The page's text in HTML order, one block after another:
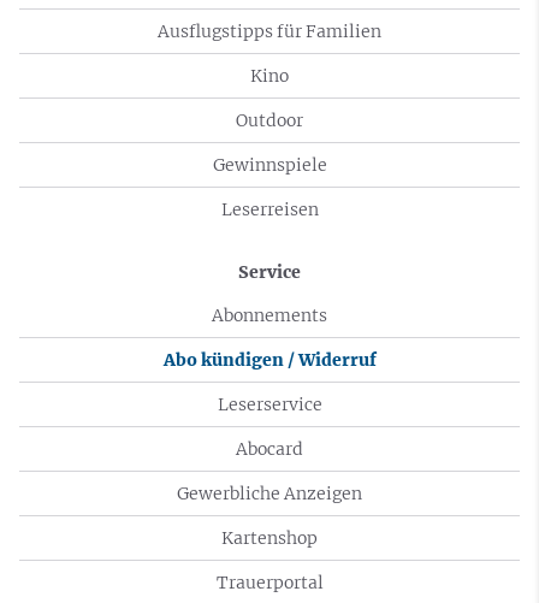
Ausflugstipps für Familien
Kino
Outdoor
Gewinnspiele
Leserreisen
Service
Abonnements
Abo kündigen / Widerruf
Leserservice
Abocard
Gewerbliche Anzeigen
Kartenshop
Trauerportal